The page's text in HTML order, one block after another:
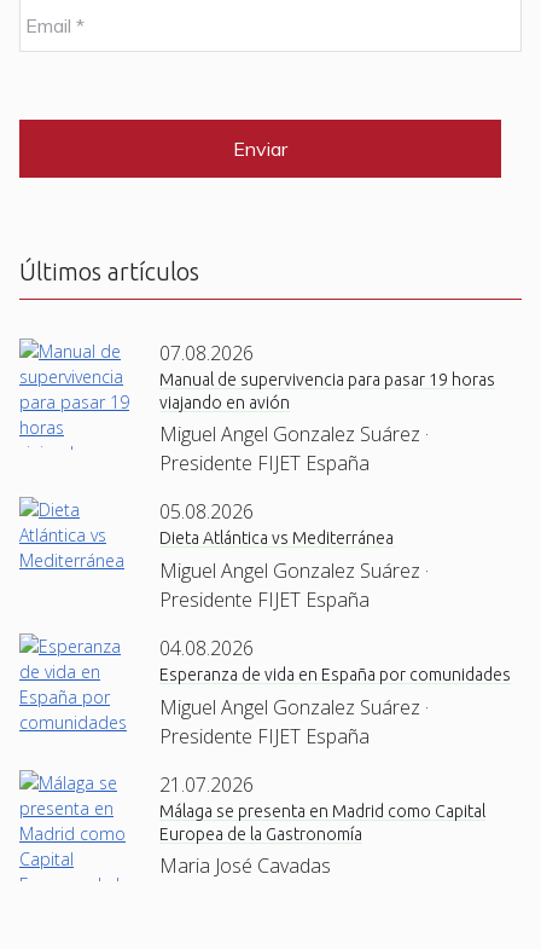
e
m
a
C
Últimos artículos
07.08.2026
Manual de supervivencia para pasar 19 horas
viajando en avión
Miguel Angel Gonzalez Suárez ·
Presidente FIJET España
05.08.2026
Dieta Atlántica vs Mediterránea
Miguel Angel Gonzalez Suárez ·
Presidente FIJET España
04.08.2026
Esperanza de vida en España por comunidades
Miguel Angel Gonzalez Suárez ·
Presidente FIJET España
21.07.2026
Málaga se presenta en Madrid como Capital
Europea de la Gastronomía
Maria José Cavadas